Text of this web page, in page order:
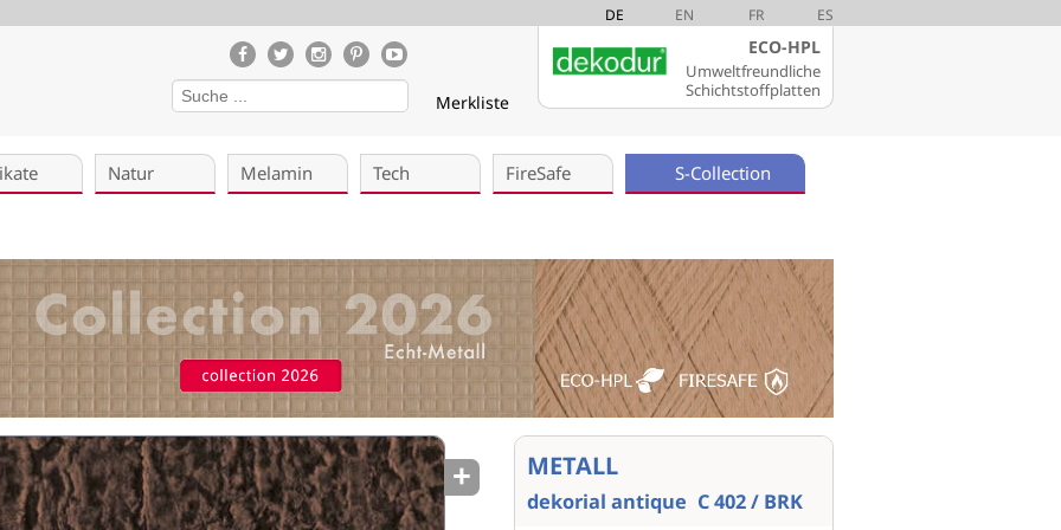
DE EN FR ES
Merkliste
ECO-HPL
Umweltfreundliche
Schichtstoffplatten
Natur Melamin Tech FireSafe S-Collection
METALL
dekorial antique C 402 / BRK